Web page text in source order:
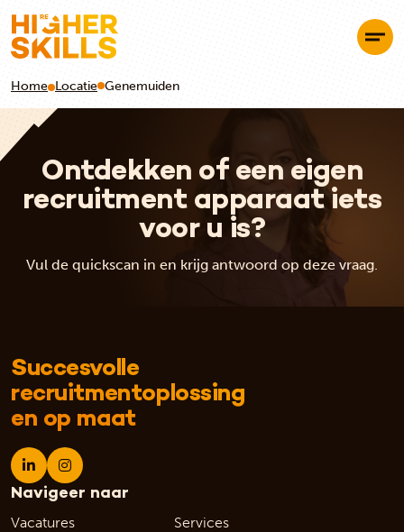
Home Locatie Genemuiden
Ontdekken of een eigen
recruitment apparaat iets
voor u is?
Vul de quickscan in en krijg antwoord op deze vraag.
Succesvolle
recruitmentoplossing
en op maat
Navigeer naar
Vacatures
Services